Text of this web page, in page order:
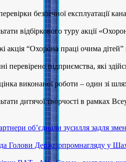
безпечної експлуатації
відбіркового туру акції
акція “Охорона праці очима
перевірено підприємства, які
виконаної роботи – один зі
дитячої творчості в рамках
об’єднали зусилля задля
Голови Держгірпромнагляду у